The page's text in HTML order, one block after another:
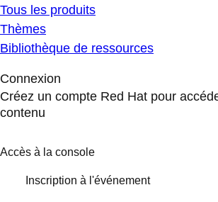
Tous les produits
Thèmes
Bibliothèque de ressources
Connexion
Créez un compte Red Hat pour
contenu
Accès à la console
Inscription à l'événement